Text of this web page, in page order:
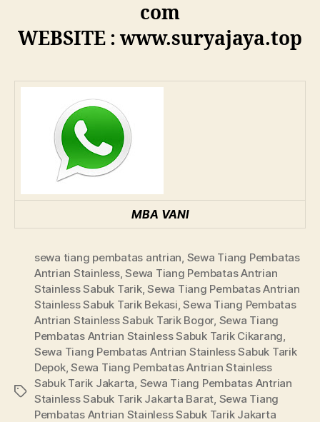
com
WEBSITE : www.suryajaya.top
MBA VANI
Tags
sewa tiang pembatas antrian, Sewa Tiang Pembatas
Antrian Stainless,Sewa Tiang Pembatas Antrian
Stainless Sabuk Tarik,Sewa Tiang Pembatas Antrian
Stainless Sabuk Tarik Bekasi,Sewa Tiang Pembatas
Antrian Stainless Sabuk Tarik Bogor, Sewa Tiang
Pembatas Antrian Stainless Sabuk Tarik Cikarang,
Sewa Tiang Pembatas Antrian Stainless Sabuk Tarik
Depok,Sewa Tiang Pembatas Antrian Stainless
Sabuk Tarik Jakarta, Sewa Tiang Pembatas Antrian
Stainless Sabuk Tarik Jakarta Barat, Sewa Tiang
Pembatas Antrian Stainless Sabuk Tarik Jakarta